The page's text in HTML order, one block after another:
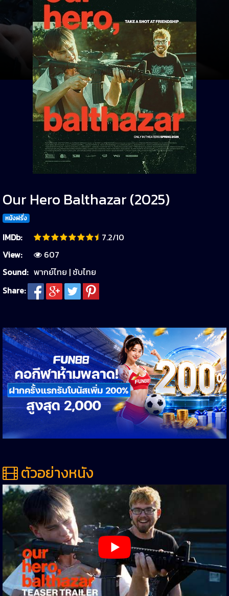
Our Hero Balthazar (2025)
หนังฝรั่ง
IMDb:
7.2/10
View:
607
Sound: พากย์ไทย | ซับไทย
Share:
ตัวอย่างหนัง